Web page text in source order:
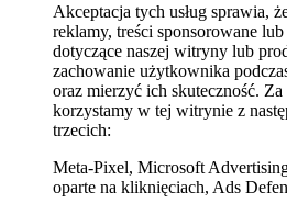
Akceptacja tych usług sprawia,
reklamy, treści sponsorowane
dotyczące naszej witryny lub
zachowanie użytkownika
oraz mierzyć ich skuteczność.
korzystamy w tej witrynie z
trzecich:
Meta-Pixel, Microsoft
oparte na kliknięciach, Ads